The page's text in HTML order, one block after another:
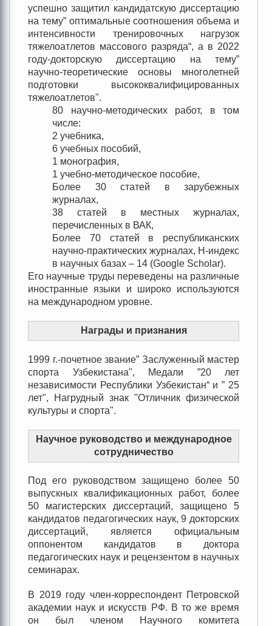
успешно защитил кандидатскую диссертацию
на тему” оптимальные соотношения объема и
интенсивности тренировочных нагрузок
тяжелоатлетов массового разряда“, а в 2022
году-докторскую диссертацию на тему”
научно-теоретические основы многолетней
подготовки высококвалифицированных
тяжелоатлетов".
80 научно-методических работ, в том
числе:
2 учебника,
6 учебных пособий,
1 монография,
1 учебно-методическое пособие,
Более 30 статей в зарубежных
журналах,
38 статей в местных журналах,
перечисленных в ВАК,
Более 70 статей в республиканских
научно-практических журналах, H-индекс
в научных базах – 14 (Google Scholar).
Его научные труды переведены на различные
иностранные языки и широко используются
на международном уровне.
Награды и признания
1999 г.-почетное звание” Заслуженный мастер
спорта Узбекистана", Медали ”20 лет
независимости Республики Узбекистан“ и ” 25
лет", Нагрудный знак "Отличник физической
культуры и спорта".
Научное руководство и международное
сотрудничество
Под его руководством защищено более 50
выпускных квалификационных работ, более
50 магистерских диссертаций, защищено 5
кандидатов педагогических наук, 9 докторских
диссертаций, является официальным
оппонентом кандидатов в доктора
педагогических наук и рецензентом в научных
семинарах.
В 2019 году член-корреспондент Петровской
академии наук и искусств РФ. В то же время
он был членом Научного комитета